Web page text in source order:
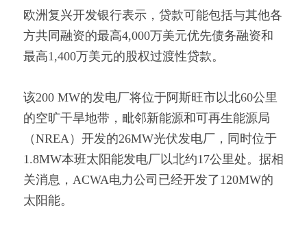
欧洲复兴开发银行表示，贷款可能包括与其他各
方共同融资的最高4,000万美元优先债务融资和
最高1,400万美元的股权过渡性贷款。
该200 MW的发电厂将位于阿斯旺市以北60公里
的空旷干旱地带，毗邻新能源和可再生能源局
（NREA）开发的26MW光伏发电厂，同时位于
1.8MW本班太阳能发电厂以北约17公里处。据相
关消息，ACWA电力公司已经开发了120MW的
太阳能。